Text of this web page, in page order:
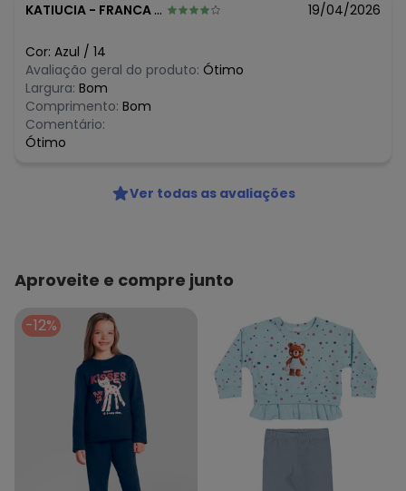
KATIUCIA - FRANCA - SP 19/04/2026
Cor: Azul / 14
Avaliação geral do produto: Ótimo
Largura: Bom
Comprimento: Bom
Comentário:
Ótimo
Ver todas as avaliações
Aproveite e compre junto
-12%